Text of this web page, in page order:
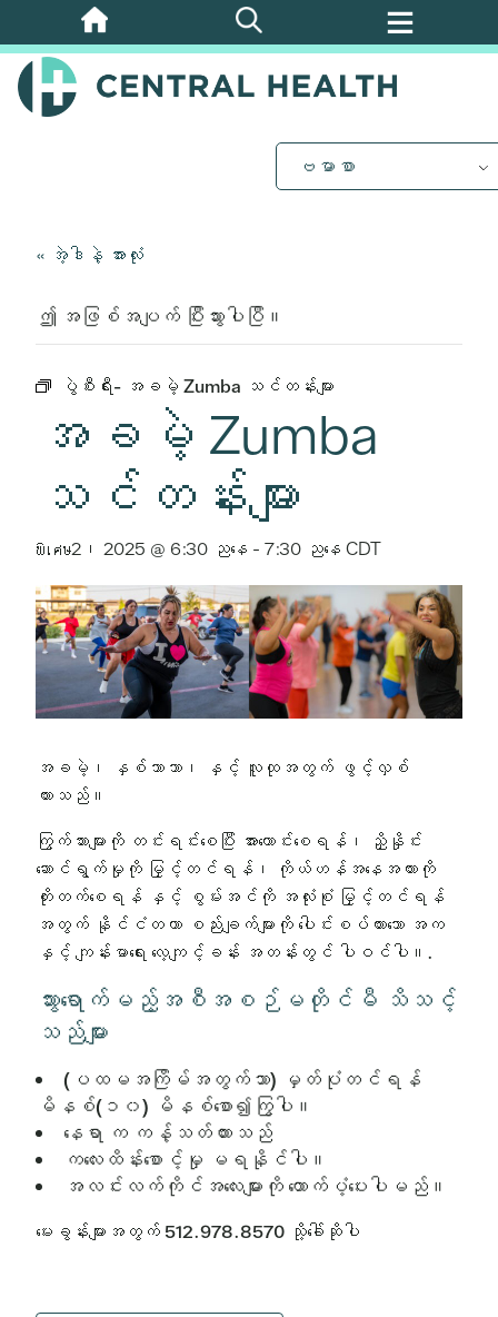
အဓိက
အကြောင်းအရာ
သို့
ဗမာစာ
« အဲ့ဒါနဲ့ အားလုံး
ဤ အဖြစ်အပျက် ပြီးသွားပါပြီ။
ပွဲစီးရီး- အခမဲ့ Zumba သင်တန်းများ
အခမဲ့ Zumba
သင်တန်းများ
พิเศษ2၊ 2025 @ 6:30 ညနေ - 7:30 ညနေ CDT
အခမဲ့၊ နှစ်ဘာသာ၊ နှင့် လူထုအတွက် ဖွင့်လှစ်
ထားသည်။
ကြွက်သားများကို တင်းရင်းစေပြီး အားကောင်းစေရန်၊ ညှိနှိုင်း
ဆောင်ရွက်မှုကို မြှင့်တင်ရန်၊ ကိုယ်ဟန်အနေအထားကို
တိုးတက်စေရန် နှင့် စွမ်းအင်ကို အလုံးစုံ မြှင့်တင်ရန်
အတွက် နိုင်ငံတကာ စည်းချက်များကို ပေါင်းစပ်ထားသော အက
နှင့် ကျန်းမာရေး လေ့ကျင့်ခန်း အတန်းတွင် ပါဝင်ပါ။.
သွားရောက်မည့်အစီအစဉ်မတိုင်မီ သိသင့်
သည်များ
(ပထမအကြိမ်အတွက်သာ) မှတ်ပုံတင်ရန်
မိနစ်(၁၀) မိနစ်စော၍ကြွပါ။
နေရာ က ကန့်သတ်ထားသည်
ကလေးထိန်းစောင့်မှု မရနိုင်ပါ။
အလင်းလက်ကိုင်အလေးများကို ထောက်ပံ့ပေးပါမည်။
မေးခွန်းများအတွက် 512.978.8570 သို့ခေါ်ဆိုပါ